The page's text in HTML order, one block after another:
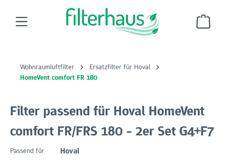
Zum Hauptinhalt springen
Wohnraumluftfilter
Ersatzfilter für Hoval
HomeVent comfort FR 180
Filter passend für Hoval HomeVent
comfort FR/FRS 180 - 2er Set G4+F7
Passend für Hoval